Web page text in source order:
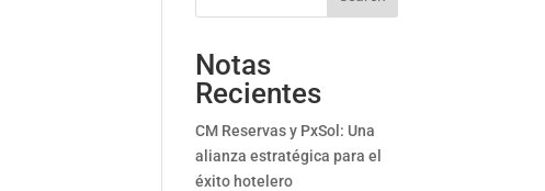
Notas
Recientes
CM Reservas y PxSol: Una
alianza estratégica para el
éxito hotelero